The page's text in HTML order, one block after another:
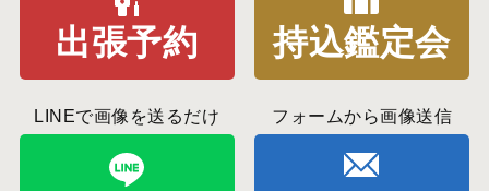
出張予約 持込鑑定会
LINEで画像を送るだけ フォームから画像送信